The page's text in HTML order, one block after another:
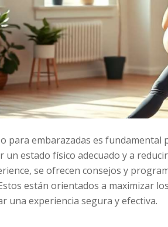
para embarazadas es fundamental
un estado físico adecuado y a
se ofrecen consejos y
están orientados a maximizar
una experiencia segura y efectiva.